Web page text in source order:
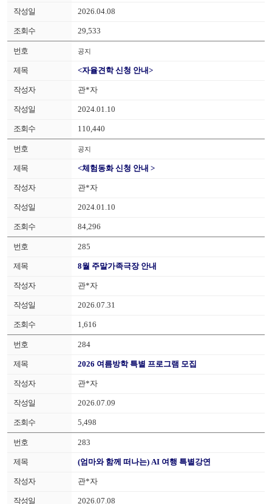
2026.04.08
29,533
공지
<자율견학 신청 안내>
관*자
2024.01.10
110,440
공지
<체험동화 신청 안내 >
관*자
2024.01.10
84,296
285
8월 주말가족극장 안내
관*자
2026.07.31
1,616
284
2026 여름방학 특별 프로그램 모집
관*자
2026.07.09
5,498
283
(엄마와 함께 떠나는) AI 여행 특별강연
관*자
2026.07.08